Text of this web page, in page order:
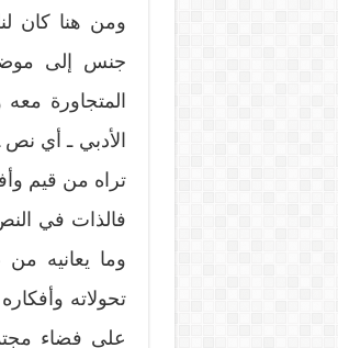
ومن هنا كان
جنس إلى
المتجاورة
الأدبي ـ أي
تراه من قيم
فالذات في
وما يعانيه
تحولاته
على فضاء